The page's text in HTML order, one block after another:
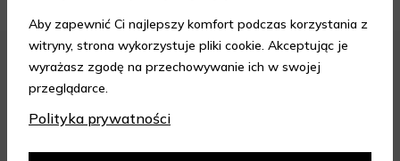
Zapisz się do newslettera i odbierz
Aby zapewnić Ci najlepszy komfort podczas korzystania z
witryny, strona wykorzystuje pliki cookie. Akceptując je
wyrażasz zgodę na przechowywanie ich w swojej
przeglądarce.
Polityka prywatności